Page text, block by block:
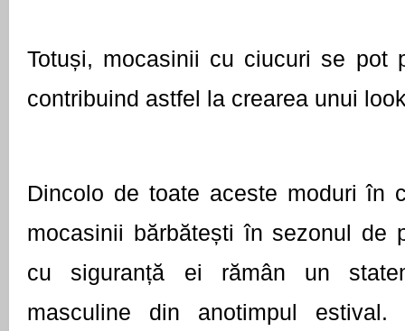
Totuși, mocasinii cu ciucuri se pot
contribuind astfel la crearea unui
Dincolo de toate aceste moduri în
mocasinii bărbătești în sezonul de
cu siguranță ei rămân un
masculine din anotimpul